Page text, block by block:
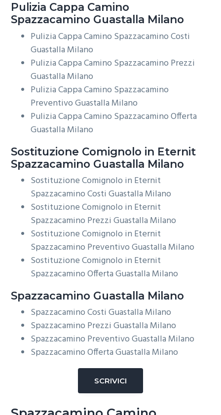
Pulizia Cappa Camino
Spazzacamino Guastalla Milano
Pulizia Cappa Camino Spazzacamino Costi
Guastalla Milano
Pulizia Cappa Camino Spazzacamino Prezzi
Guastalla Milano
Pulizia Cappa Camino Spazzacamino
Preventivo Guastalla Milano
Pulizia Cappa Camino Spazzacamino Offerta
Guastalla Milano
Sostituzione Comignolo in Eternit
Spazzacamino Guastalla Milano
Sostituzione Comignolo in Eternit
Spazzacamino Costi Guastalla Milano
Sostituzione Comignolo in Eternit
Spazzacamino Prezzi Guastalla Milano
Sostituzione Comignolo in Eternit
Spazzacamino Preventivo Guastalla Milano
Sostituzione Comignolo in Eternit
Spazzacamino Offerta Guastalla Milano
Spazzacamino Guastalla Milano
Spazzacamino Costi Guastalla Milano
Spazzacamino Prezzi Guastalla Milano
Spazzacamino Preventivo Guastalla Milano
Spazzacamino Offerta Guastalla Milano
SCRIVICI